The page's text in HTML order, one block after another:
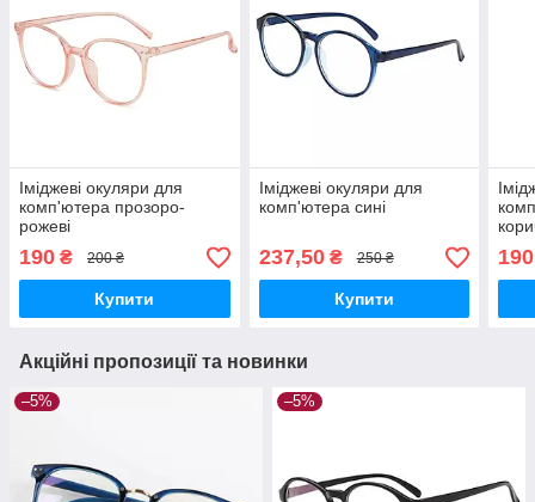
Іміджеві окуляри для
комп'ютера прозоро-
рожеві
190 ₴ 200 ₴
Купити
Іміджеві окуляри для
комп'ютера сині
237,50₴ 250 ₴
Купити
190
Акційні пропозиції та новинки
–5% –5%